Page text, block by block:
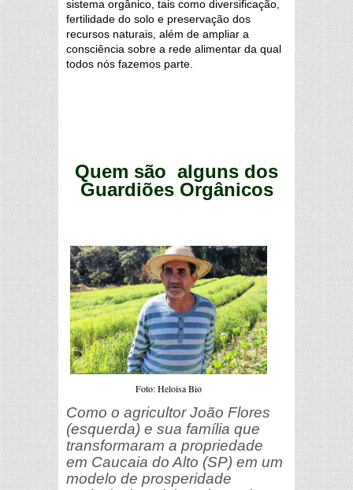
sistema orgânico, tais como diversificação,
fertilidade do solo e preservação dos
recursos naturais, além de ampliar a
consciência sobre a rede alimentar da qual
todos nós fazemos parte.
Quem são alguns dos
Guardiões Orgânicos
Foto: Heloisa Bio
Como o agricultor João Flores
(esquerda) e sua família que
transformaram a propriedade
em Caucaia do Alto (SP) em um
modelo de prosperidade